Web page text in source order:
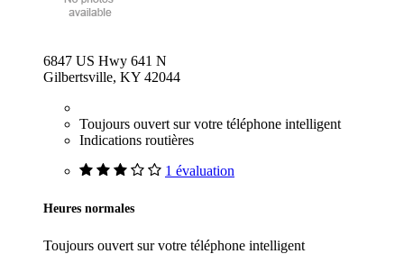
6847 US Hwy 641 N
Gilbertsville, KY 42044
Toujours ouvert sur votre téléphone intelligent
Indications routières
1 évaluation
Heures normales
Toujours ouvert sur votre téléphone intelligent